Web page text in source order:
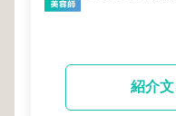
紹介